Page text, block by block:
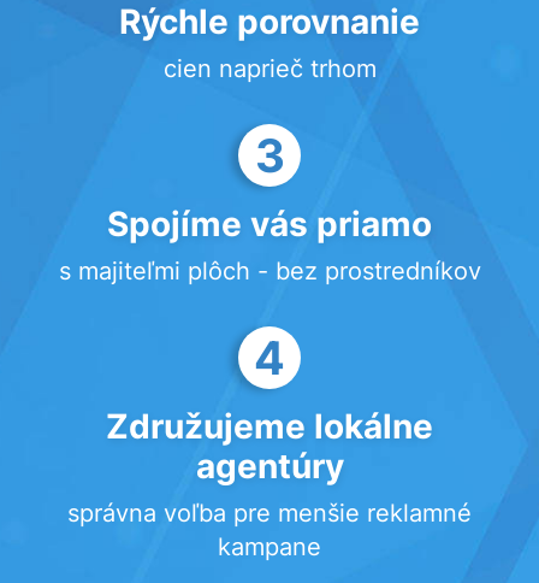
Rýchle porovnanie
cien naprieč trhom
3
Spojíme vás priamo
s majiteľmi plôch - bez prostredníkov
4
Združujeme lokálne
agentúry
správna voľba pre menšie reklamné
kampane